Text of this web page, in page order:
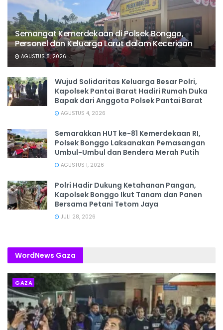
Semangat Kemerdekaan di Polsek Bonggo,
Personel dan Keluarga Larut dalam Keceriaan
AGUSTUS 8, 2026
Wujud Solidaritas Keluarga Besar Polri,
Kapolsek Pantai Barat Hadiri Rumah Duka
Bapak dari Anggota Polsek Pantai Barat
AGUSTUS 4, 2026
Semarakkan HUT ke-81 Kemerdekaan RI,
Polsek Bonggo Laksanakan Pemasangan
Umbul-Umbul dan Bendera Merah Putih
AGUSTUS 1, 2026
Polri Hadir Dukung Ketahanan Pangan,
Kapolsek Bonggo Ikut Tanam dan Panen
Bersama Petani Tetom Jaya
JULI 28, 2026
WordNews Gaza
GAZA